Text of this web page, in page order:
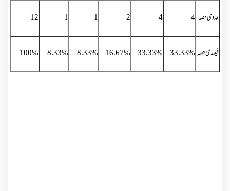
عددی حصہ 4
4
2
1
1
12
فیصدی حصہ33.33%
33.33%
16.67%
8.33%
8.33%
100%